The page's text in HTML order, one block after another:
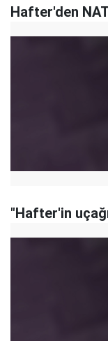
Hafter'den
"Hafter'in